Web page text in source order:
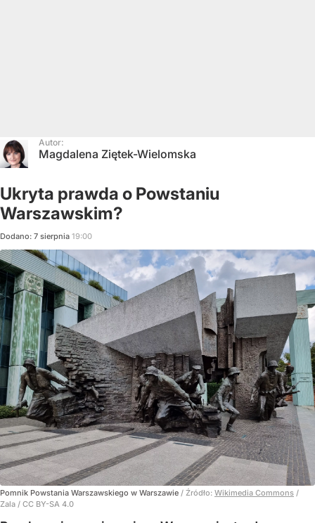
Autor:
Magdalena Ziętek-Wielomska
Ukryta prawda o Powstaniu
Warszawskim?
Dodano: 7 sierpnia 19:00
Pomnik Powstania Warszawskiego w Warszawie / Źródło: Wikimedia Commons /
Zala / CC BY-SA 4.0